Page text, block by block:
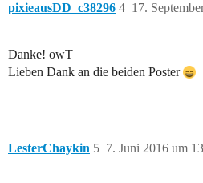
pixieausDD_c38296 17.
4
Danke! owT
Lieben Dank an die beiden Poster
LesterChaykin 7. Juni 2016 um
5